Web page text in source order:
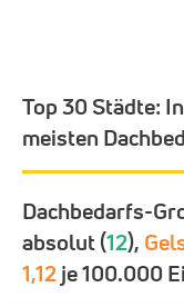
Top 30 Städte:
meisten
Dachbedarfs-
absolut (12),
1,12je 100.000